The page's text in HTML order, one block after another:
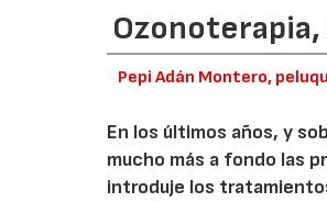
Pepi Adán Montero,
En los últimos años, y
mucho más a fondo las
introduje los